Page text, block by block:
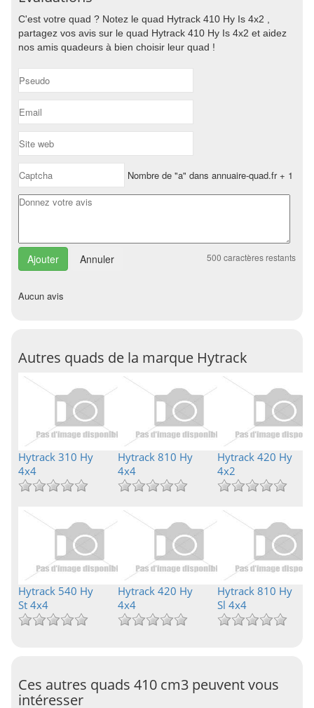
C'est votre quad ? Notez le quad Hytrack 410 Hy Is 4x2 ,
partagez vos avis sur le quad Hytrack 410 Hy Is 4x2 et aidez
nos amis quadeurs à bien choisir leur quad !
Nombre de "a" dans annuaire-quad.fr + 1
Annuler 500 caractères restants
Aucun avis
Autres quads de la marque Hytrack
Hytrack 310 Hy
4x4
Hytrack 810 Hy
4x4
Hytrack 420 Hy
4x2
Hytrack 540 Hy
St 4x4
Hytrack 420 Hy
4x4
Hytrack 810 Hy
Sl 4x4
Ces autres quads 410 cm3 peuvent vous
intéresser